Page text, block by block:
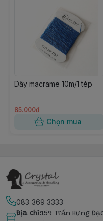
Dây macrame 10m/1 tép
85.000đ
Chọn mua
083 369 3333
Địa chỉ:159 Trần Hưng